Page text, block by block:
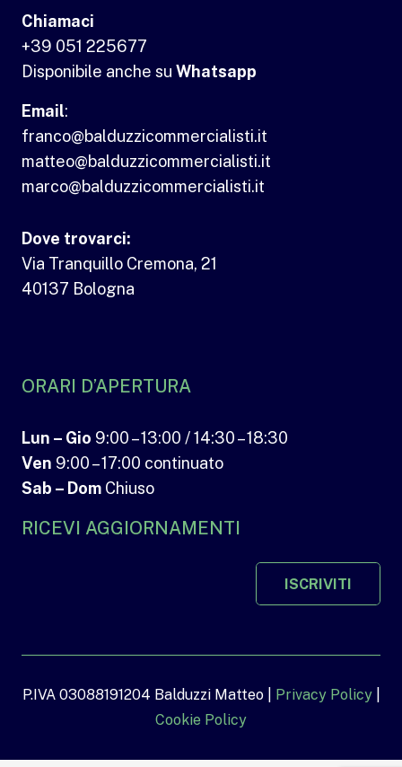
Chiamaci
+39 051 225677
Disponibile anche su Whatsapp
Email:
franco@balduzzicommercialisti.it
matteo@balduzzicommercialisti.it
marco@balduzzicommercialisti.it
Dove trovarci:
Via Tranquillo Cremona, 21
40137 Bologna
ORARI D’APERTURA
Lun – Gio 9:00 – 13:00 / 14:30 – 18:30
Ven 9:00 – 17:00 continuato
Sab – Dom Chiuso
RICEVI AGGIORNAMENTI
ISCRIVITI
P.IVA 03088191204 Balduzzi Matteo | Privacy Policy|
Cookie Policy